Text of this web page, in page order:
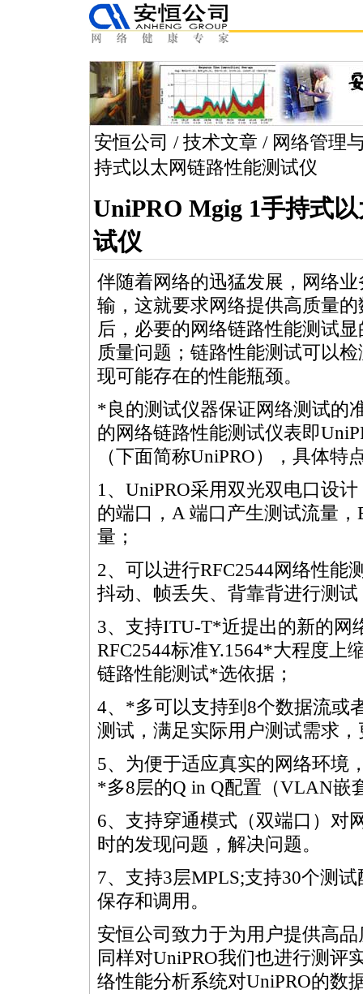
安恒公司 / 技术文章 / 网络管理
持式以太网链路性能测试仪
UniPRO Mgig 1手持式
试仪
伴随着网络的迅猛发展，网络
输，这就要求网络提供高质量
后，必要的网络链路性能测试
质量问题；链路性能测试可以
现可能存在的性能瓶颈。
*良的测试仪器保证网络测试的
的网络链路性能测试仪表即
（下面简称UniPRO），具体特
1、UniPRO采用双光双电口设
的端口，A 端口产生测试流量
量；
2、可以进行RFC2544网络性能
抖动、帧丢失、背靠背进行测试
3、支持ITU-T*近提出的新的网
RFC2544标准Y.1564*大程度上
链路性能测试*选依据；
4、 *多可以支持到8个数据流或
测试，满足实际用户测试需求
5、为便于适应真实的网络环境
*多8层的Q in Q配置（VLAN嵌
6、支持穿通模式（双端口）对
时的发现问题，解决问题。
7、支持3层MPLS;支持30个测
保存和调用。
安恒公司致力于为用户提供高
同样对UniPRO我们也进行测评
络性能分析系统对UniPRO的数